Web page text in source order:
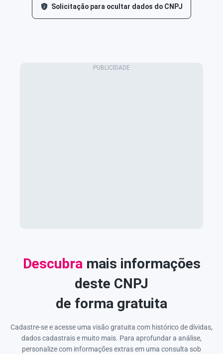
Solicitação para ocultar dados do CNPJ
Descubra mais informações
deste CNPJ
de forma gratuita
Cadastre-se e acesse uma visão gratuita com histórico de dívidas,
dados cadastrais e muito mais. Para aprofundar a análise,
personalize com informações extras em uma consulta sob